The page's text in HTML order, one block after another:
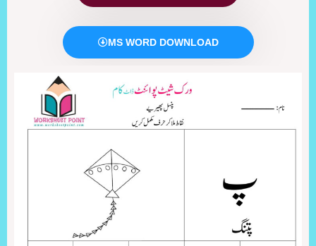
MS WORD DOWNLOAD